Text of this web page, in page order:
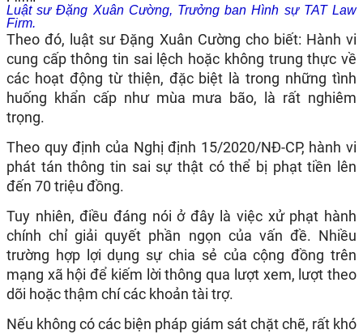
Luật sư Đặng Xuân Cường, Trưởng ban Hình sự TAT Law
Firm.
Theo đó, luật sư Đặng Xuân Cường cho biết: Hành vi
cung cấp thông tin sai lệch hoặc không trung thực về
các hoạt động từ thiện, đặc biệt là trong những tình
huống khẩn cấp như mùa mưa bão, là rất nghiêm
trọng.
Theo quy định của Nghị định 15/2020/NĐ-CP, hành vi
phát tán thông tin sai sự thật có thể bị phạt tiền lên
đến 70 triệu đồng.
Tuy nhiên, điều đáng nói ở đây là việc xử phạt hành
chính chỉ giải quyết phần ngọn của vấn đề. Nhiều
trường hợp lợi dụng sự chia sẻ của cộng đồng trên
mạng xã hội để kiếm lời thông qua lượt xem, lượt theo
dõi hoặc thậm chí các khoản tài trợ.
Nếu không có các biện pháp giám sát chặt chẽ, rất khó